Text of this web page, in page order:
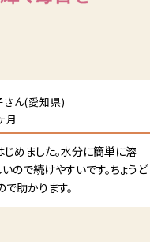
さん(愛知県)
月
めました。水分に簡単に溶
ので続けやすいです。ちょうど
助かります。